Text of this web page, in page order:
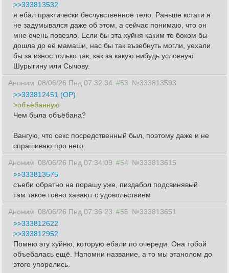
>>333813532
я ебал практически бесчувственное тело. Раньше кстати я
не задумывался даже об этом, а сейчас понимаю, что он
мне очень повезло. Если бы эта хуйня каким то боком бы
дошла до её мамаши, нас бы так възебнуть могли, уехали
бы за износ только так, как за какую нибудь условную
Шурыгину или Сычову.
Аноним 08/06/26 Пнд 07:32:34 #53 №333813593
>>333812451 (OP)
>объёбанную
Чем была объёбана?
Вангую, что секс посредственный был, поэтому даже и не
спрашиваю про него.
Аноним 08/06/26 Пнд 07:34:09 #54 №333813615
>>333813575
съеби обратно на порашу уже, пиздабол подсвинявый
там такое говно хавают с удовольствием
Аноним 08/06/26 Пнд 07:36:23 #55 №333813651
>>333812622
>>333812952
Помню эту хуйню, которую ебали по очереди. Она тобой
объебалась ещё. Напомни название, а то мы этанолом до
этого упоролись.